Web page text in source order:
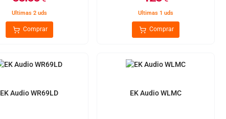
Ultimas 2 uds
Comprar
Ultimas 1 uds
Comprar
EK Audio WR69LD EK Audio WLMC